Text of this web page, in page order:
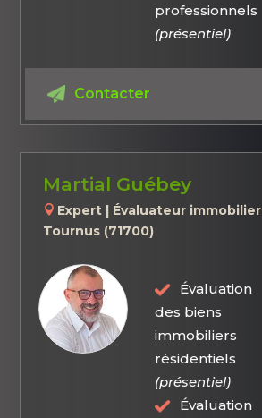
professionnels
(présentiel)
Contacter
Martial Guébey
Expert | Évaluateur immobilier
Tournus (71700)
Évaluation
des biens
immobiliers
résidentiels
(présentiel)
Évaluation